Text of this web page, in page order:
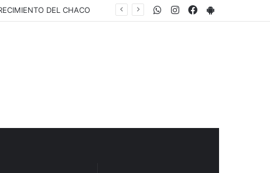
PlayStore
Facebook
Instagram
WhatsApp